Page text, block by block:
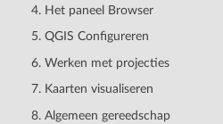
4. Het paneel Browser
5. QGIS Configureren
6. Werken met projecties
7. Kaarten visualiseren
8. Algemeen gereedschap